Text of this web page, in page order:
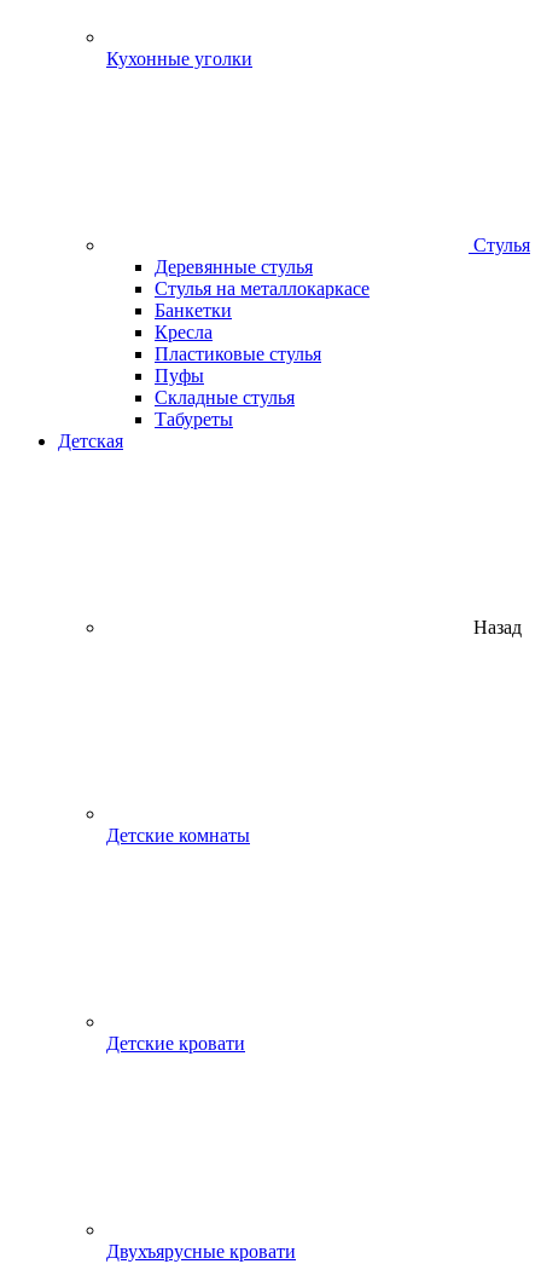
Кухонные уголки
Стулья
Деревянные стулья
Стулья на металлокаркасе
Банкетки
Кресла
Пластиковые стулья
Пуфы
Складные стулья
Табуреты
Детская
Назад
Детские комнаты
Детские кровати
Двухъярусные кровати